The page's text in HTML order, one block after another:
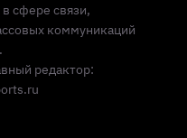
сфере связи,
коммуникаций
редактор: